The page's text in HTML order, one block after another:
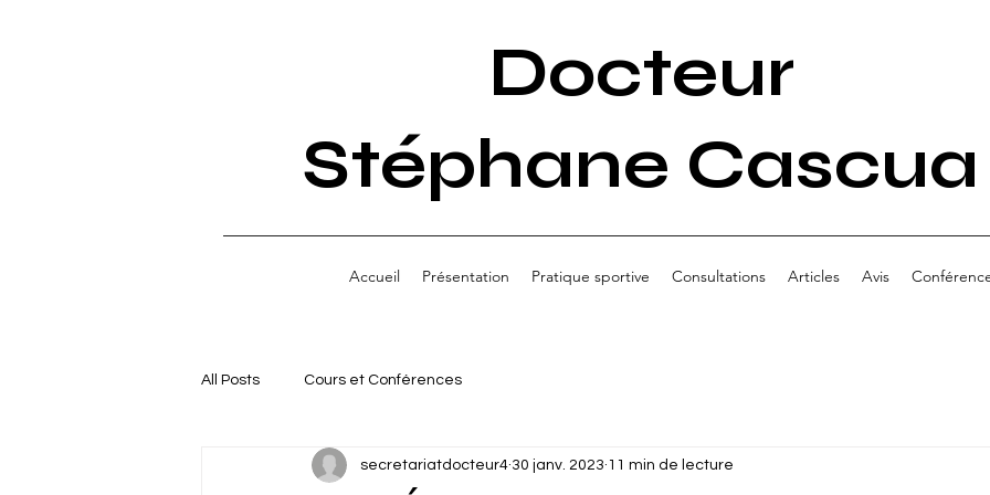
Docteur
Stéphane Cascua
Accueil Présentation Pratique sportive Consultations Articles Avis
All Posts Cours et Conférences
secretariatdocteur4 30 janv. 2023 11 min de lecture